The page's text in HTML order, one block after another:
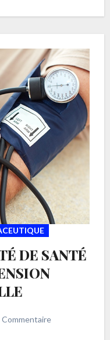
DE SANTÉ
Commentaire